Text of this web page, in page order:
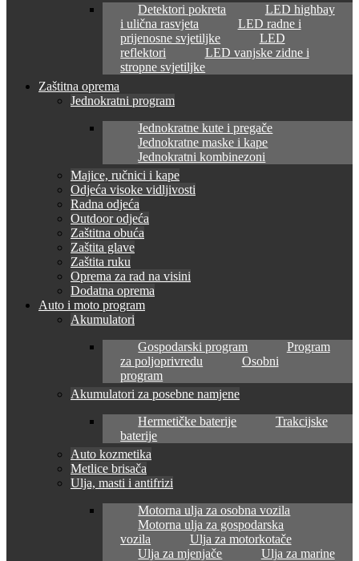
Detektori pokreta
LED highbay
i ulična rasvjeta
LED radne i
prijenosne svjetiljke
LED
reflektori
LED vanjske zidne i
stropne svjetiljke
Zaštitna oprema
Jednokratni program
Jednokratne kute i pregače
Jednokratne maske i kape
Jednokratni kombinezoni
Majice, ručnici i kape
Odjeća visoke vidljivosti
Radna odjeća
Outdoor odjeća
Zaštitna obuća
Zaštita glave
Zaštita ruku
Oprema za rad na visini
Dodatna oprema
Auto i moto program
Akumulatori
Gospodarski program
Program
za poljoprivredu
Osobni
program
Akumulatori za posebne namjene
Hermetičke baterije
Trakcijske
baterije
Auto kozmetika
Metlice brisača
Ulja, masti i antifrizi
Motorna ulja za osobna vozila
Motorna ulja za gospodarska
vozila
Ulja za motorkotače
Ulja za mjenjače
Ulja za marine